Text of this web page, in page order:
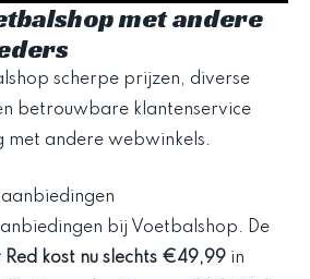
met andere
scherpe prijzen, diverse
betrouwbare klantenservice
met andere webwinkels.
bij Voetbalshop. De
Red kost nu slechts €49,99 in